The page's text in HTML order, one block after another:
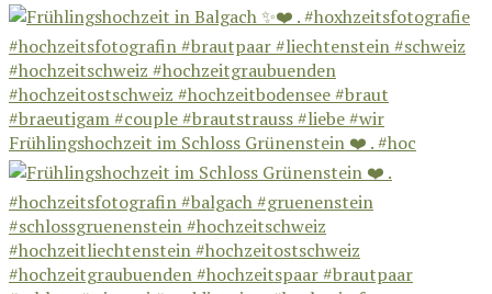
Frühlingshochzeit im Schloss Grünenstein ❤️ . #hoc